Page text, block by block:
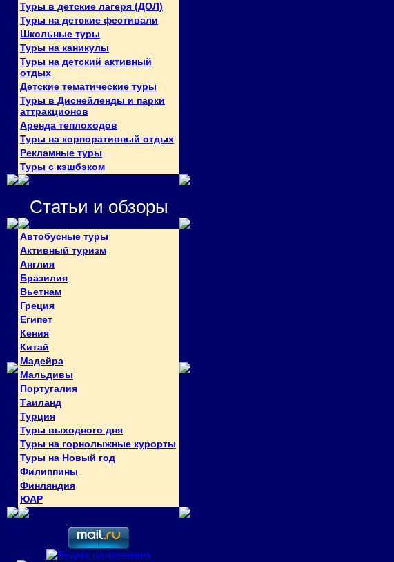
Туры в детские лагеря (ДОЛ)
Туры на детские фестивали
Школьные туры
Туры на каникулы
Туры на детский активный
отдых
Детские тематические туры
Туры в Диснейленды и парки
аттракционов
Аренда теплоходов
Туры на корпоративный отдых
Рекламные туры
Туры с кэшбэком
Статьи и обзоры
Автобусные туры
Активный туризм
Англия
Бразилия
Вьетнам
Греция
Египет
Кения
Китай
Мадейра
Мальдивы
Португалия
Таиланд
Турция
Туры выходного дня
Туры на горнолыжные курорты
Туры на Новый год
Филиппины
Финляндия
ЮАР